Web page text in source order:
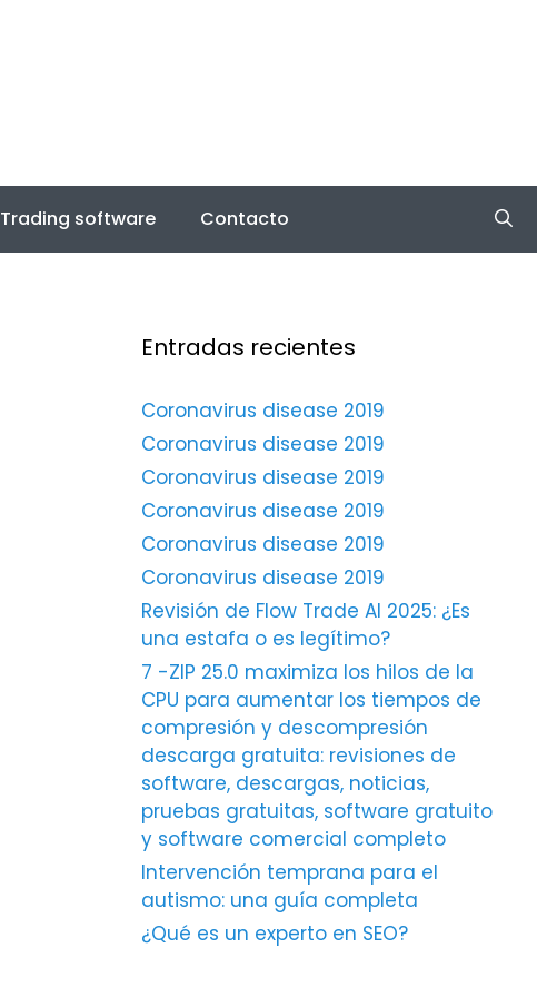
Trading software Contacto
Entradas recientes
Coronavirus disease 2019
Coronavirus disease 2019
Coronavirus disease 2019
Coronavirus disease 2019
Coronavirus disease 2019
Coronavirus disease 2019
Revisión de Flow Trade AI 2025: ¿Es
una estafa o es legítimo?
7 -ZIP 25.0 maximiza los hilos de la
CPU para aumentar los tiempos de
compresión y descompresión
descarga gratuita: revisiones de
software, descargas, noticias,
pruebas gratuitas, software gratuito
y software comercial completo
Intervención temprana para el
autismo: una guía completa
¿Qué es un experto en SEO?